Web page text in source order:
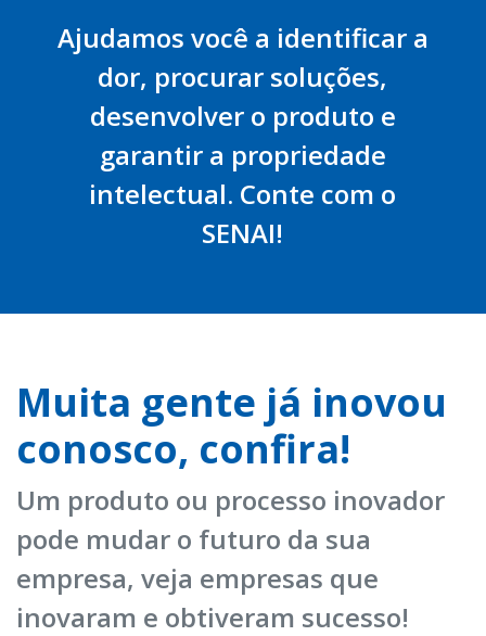
Ajudamos você a identificar a
dor, procurar soluções,
desenvolver o produto e
garantir a propriedade
intelectual. Conte com o
SENAI!
Muita gente já inovou
conosco, confira!
Um produto ou processo inovador
pode mudar o futuro da sua
empresa, veja empresas que
inovaram e obtiveram sucesso!